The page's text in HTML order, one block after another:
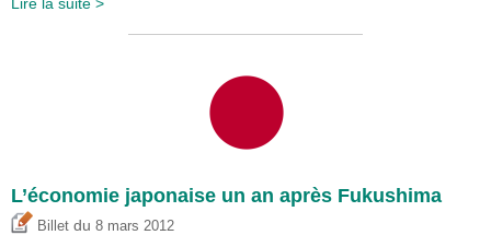
L’économie japonaise un an après Fukushima
Billet du 8 mars 2012